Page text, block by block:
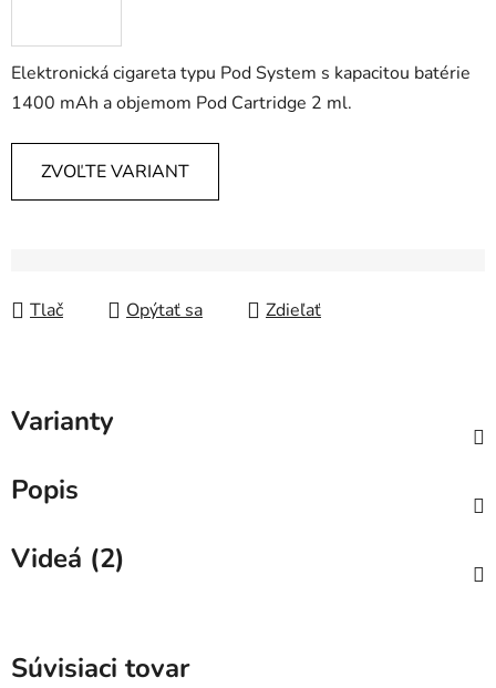
Elektronická cigareta typu Pod System s kapacitou batérie
1400 mAh a objemom Pod Cartridge 2 ml.
ZVOĽTE VARIANT
Tlač Opýtať sa Zdieľať
Varianty
Popis
Videá (2)
Súvisiaci tovar